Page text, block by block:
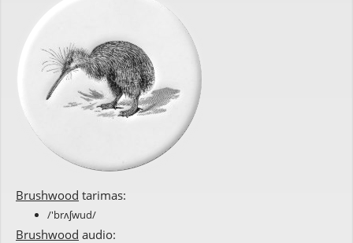
Brushwood tarimas:
/'brʌʃwud/
Brushwood audio: